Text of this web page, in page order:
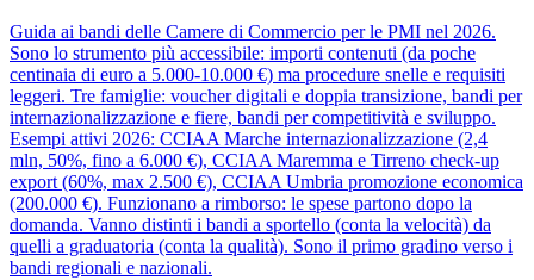
Guida ai bandi delle Camere di Commercio per le PMI nel 2026.
Sono lo strumento più accessibile: importi contenuti (da poche
centinaia di euro a 5.000-10.000 €) ma procedure snelle e requisiti
leggeri. Tre famiglie: voucher digitali e doppia transizione, bandi per
internazionalizzazione e fiere, bandi per competitività e sviluppo.
Esempi attivi 2026: CCIAA Marche internazionalizzazione (2,4
mln, 50%, fino a 6.000 €), CCIAA Maremma e Tirreno check-up
export (60%, max 2.500 €), CCIAA Umbria promozione economica
(200.000 €). Funzionano a rimborso: le spese partono dopo la
domanda. Vanno distinti i bandi a sportello (conta la velocità) da
quelli a graduatoria (conta la qualità). Sono il primo gradino verso i
bandi regionali e nazionali.